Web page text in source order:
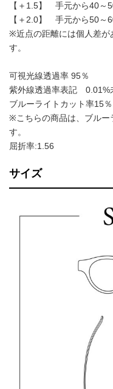
【＋1.5】 手元から40～
【＋2.0】 手元から50～
※近点の距離には個人差が
す。
可視光線透過率 95％
紫外線透過率表記 0.01%
ブルーライトカット率15％
※こちらの商品は、ブルー
す。
屈折率:1.56
サイズ